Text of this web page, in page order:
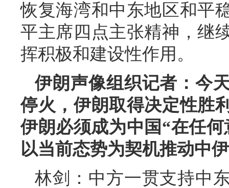
恢复海湾和中东地区和平
平主席四点主张精神，继
挥积极和建设性作用。
伊朗声像组织记者：今
停火，伊朗取得决定性胜
伊朗必须成为中国“在任
以当前态势为契机推动中
林剑：中方一贯支持中